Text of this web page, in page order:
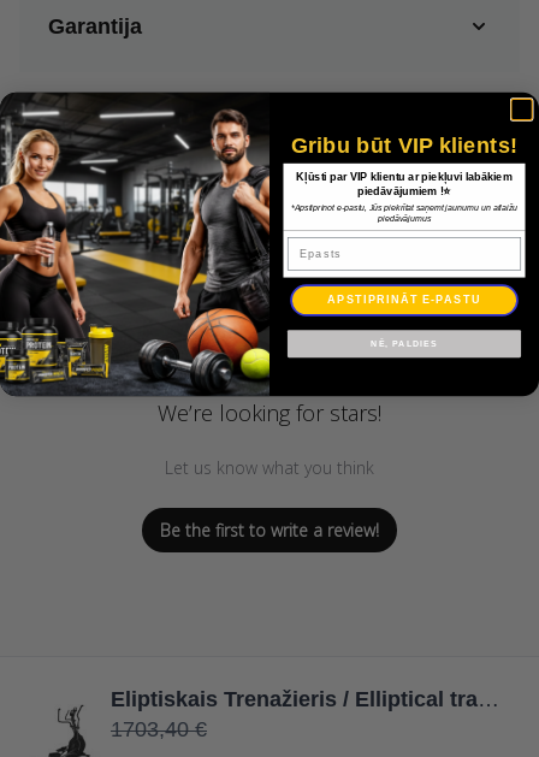
Garantija
Customer Reviews
We’re looking for stars!
Let us know what you think
Be the first to write a review!
Eliptiskais Trenažieris / Elliptical trainer OMNIUM 500
1703,40 €
Gribu būt VIP klients!
Kļūsti par VIP klientu ar piekļuvi labākiem
piedāvājumiem !⭐
*Apstiprinot e-pastu, Jūs piekrītat saņemt jaunumu un atlaižu
piedāvājumus
Epasts
APSTIPRINĀT E-PASTU
NĒ, PALDIES